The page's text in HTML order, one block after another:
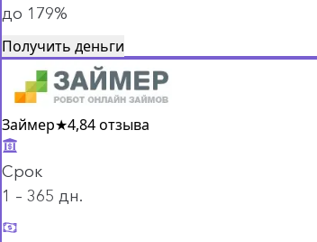
до 179%
Получить деньги
Займер★4,84 отзыва
Срок
1 – 365 дн.